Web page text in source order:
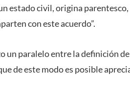
estado civil, origina
con este acuerdo”.
un paralelo entre la definición
de este modo es posible